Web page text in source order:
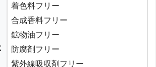
着色料フリー
合成香料フリー
鉱物油フリー
防腐剤フリー
紫外線吸収剤フリー